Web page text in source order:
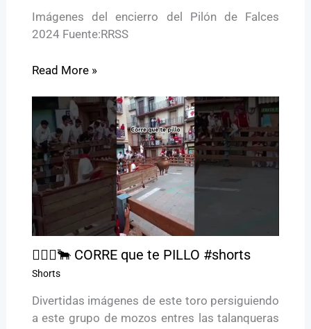
Imágenes del encierro del Pilón de Falces
2024 Fuente:RRSS
Read More »
🏃🏻‍♂️🐂 CORRE que te PILLO #shorts
Shorts
Divertidas imágenes de este toro persiguiendo
a este grupo de mozos entres las talanqueras